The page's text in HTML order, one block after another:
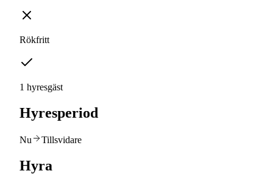
Rökfritt
1 hyresgäst
Hyresperiod
Nu Tillsvidare
Hyra